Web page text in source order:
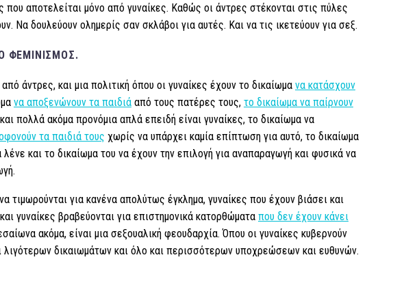
που αποτελείται μόνο από γυναίκες. Καθώς οι άντρες στέκονται στις πύλες
Να δουλεύουν ολημερίς σαν σκλάβοι για αυτές. Και να τις ικετεύουν για σεξ.
ΦΕΜΙΝΙΣΜΌΣ.
άντρες, και μια πολιτική όπου οι γυναίκες έχουν το δικαίωμα να κατάσχουν
να αποξενώνουν τα παιδιά από τους πατέρες τους, το δικαίωμα να παίρνουν
πολλά ακόμα προνόμια απλά επειδή είναι γυναίκες, το δικαίωμα να
τα παιδιά τους χωρίς να υπάρχει καμία επίπτωση για αυτό, το δικαίωμα
λένε και το δικαίωμα του να έχουν την επιλογή για αναπαραγωγή και φυσικά να
τιμωρούνται για κανένα απολύτως έγκλημα, γυναίκες που έχουν βιάσει και
και γυναίκες βραβεύονται για επιστημονικά κατορθώματα που δεν έχουν κάνει
ακόμα, είναι μια σεξουαλική φεουδαρχία. Όπου οι γυναίκες κυβερνούν
λιγότερων δικαιωμάτων και όλο και περισσότερων υποχρεώσεων και ευθυνών.